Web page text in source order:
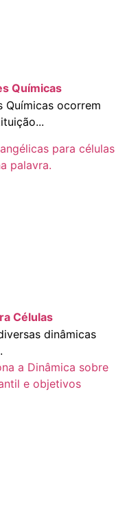
Químicas
Químicas ocorrem
Células
dinâmicas